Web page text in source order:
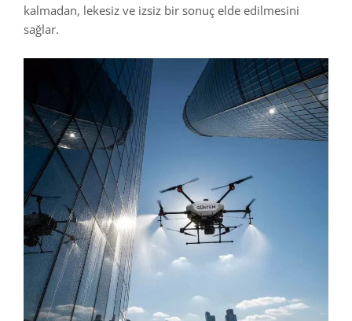
kalmadan, lekesiz ve izsiz bir sonuç elde edilmesini
sağlar.